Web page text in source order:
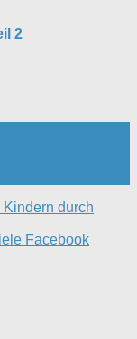
2
durch
Facebook